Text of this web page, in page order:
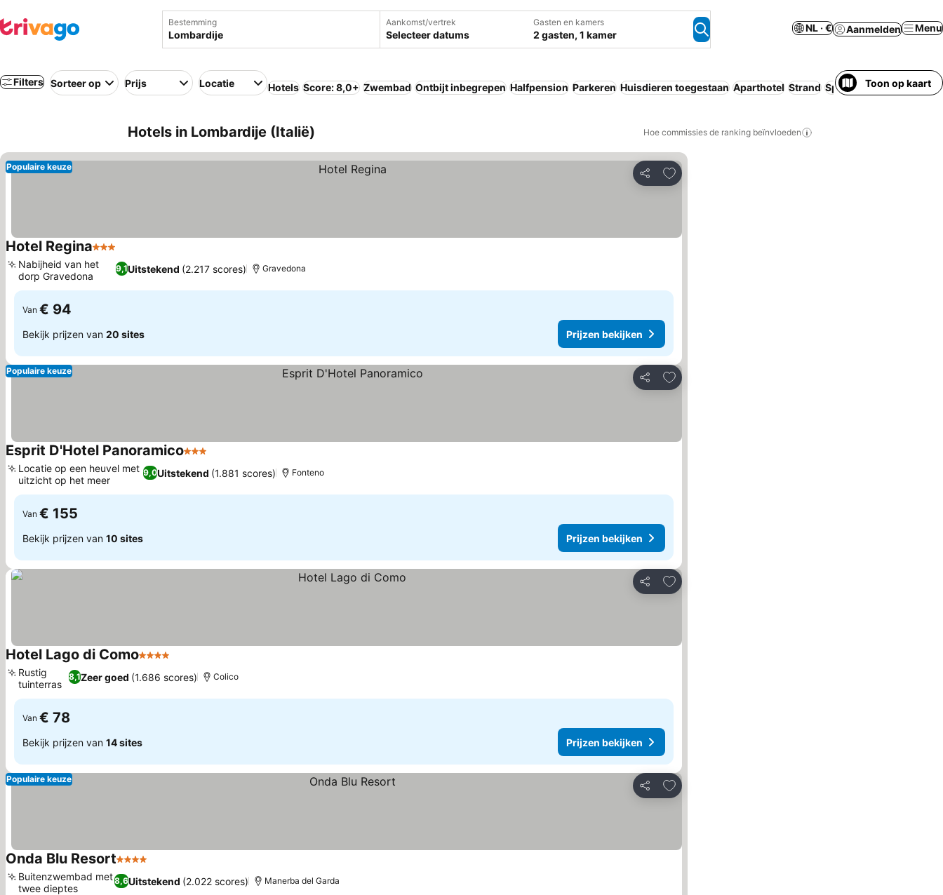
Bestemming Aankomst/vertrek
Selecteer datums
Gasten en kamers
2 gasten, 1 kamer
NL · € Aanmelden Menu
Filters Sorteer op Prijs Locatie Hotels Score: 8,0+ Zwembad Ontbijt inbegrepen Halfpension Parkeren Huisdieren toegestaan Aparthotel Strand Spa Airconditioning
Toon op kaart
Hotels in Lombardije (Italië) Hoe commissies de ranking beïnvloeden
Delen
Toevoegen aan favorieten
Populaire keuze
Hotel Regina3 Sterren
9,1Uitstekend (2.217 scores)
Nabijheid van het
dorp Gravedona
Gravedona
Van € 94
Bekijk prijzen van 20 sites Prijzen bekijken
Delen
Toevoegen aan favorieten
Populaire keuze
Esprit D'Hotel Panoramico3 Sterren
9,0Uitstekend (1.881 scores)
Locatie op een heuvel met
uitzicht op het meer
Fonteno
Van € 155
Bekijk prijzen van 10 sites Prijzen bekijken
Delen
Toevoegen aan favorieten
Hotel Lago di Como4 Sterren
8,1Zeer goed (1.686 scores)
Rustig
tuinterras
Colico
Van € 78
Bekijk prijzen van 14 sites Prijzen bekijken
Delen
Toevoegen aan favorieten
Populaire keuze
Onda Blu Resort4 Sterren
8,6Uitstekend (2.022 scores)
Buitenzwembad met
twee dieptes
Manerba del Garda